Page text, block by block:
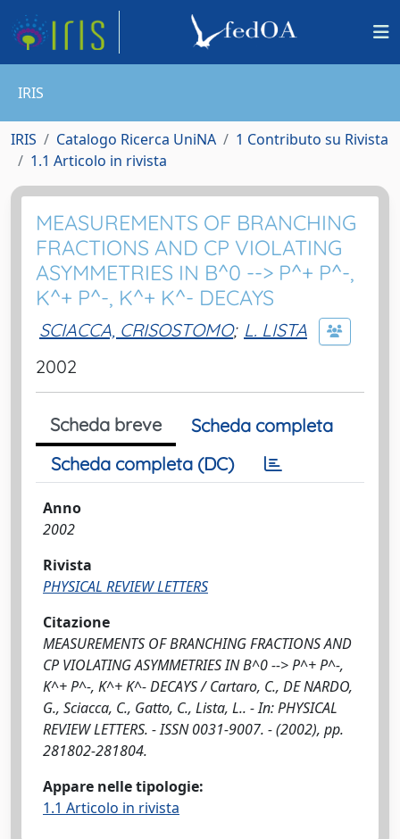
IRIS
IRIS Catalogo Ricerca UniNA
1 Contributo su Rivista
1.1 Articolo in rivista
MEASUREMENTS OF BRANCHING
FRACTIONS AND CP VIOLATING
ASYMMETRIES IN B^0 --> P^+ P^-,
K^+ P^-, K^+ K^- DECAYS
SCIACCA, CRISOSTOMO; L. LISTA
2002
Scheda breve
Scheda completa
Scheda completa (DC)
Anno
2002
Rivista
PHYSICAL REVIEW LETTERS
Citazione
MEASUREMENTS OF BRANCHING FRACTIONS AND
CP VIOLATING ASYMMETRIES IN B^0 --> P^+ P^-,
K^+ P^-, K^+ K^- DECAYS / Cartaro, C., DE NARDO,
G., Sciacca, C., Gatto, C., Lista, L.. - In: PHYSICAL
REVIEW LETTERS. - ISSN 0031-9007. - (2002), pp.
281802-281804.
Appare nelle tipologie:
1.1 Articolo in rivista